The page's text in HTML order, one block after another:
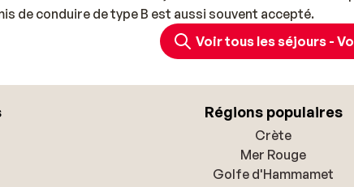
de conduire de type B est aussi souvent accepté.
Voir tous les séjours -
Régions populaires
Crète
Mer Rouge
Golfe d'Hammamet